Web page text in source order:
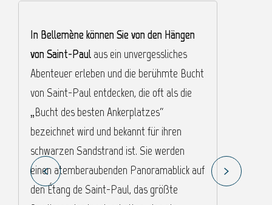
In Bellemène können Sie von den Hängen
von Saint-Paul aus ein unvergessliches
Abenteuer erleben und die berühmte Bucht
von Saint-Paul entdecken, die oft als die
„Bucht des besten Ankerplatzes“
bezeichnet wird und bekannt für ihren
schwarzen Sandstrand ist. Sie werden
einen atemberaubenden Panoramablick auf
den Étang de Saint-Paul, das größte